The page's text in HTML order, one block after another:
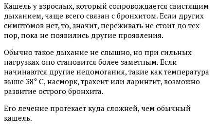
Кашель у взрослых, который сопровождается свистящим
дыханием, чаще всего связан с бронхитом. Если других
симптомов нет, то, значит, переживать не стоит до тех
пор, пока не появились другие проявления.
Обычно такое дыхание не слышно, но при сильных
нагрузках оно становится более заметным. Если
начинаются другие недомогания, такие как температура
выше 38° С, насморк, трахеит или ларингит, возможно
развитие острого бронхита.
Его лечение протекает куда сложней, чем обычный
кашель.